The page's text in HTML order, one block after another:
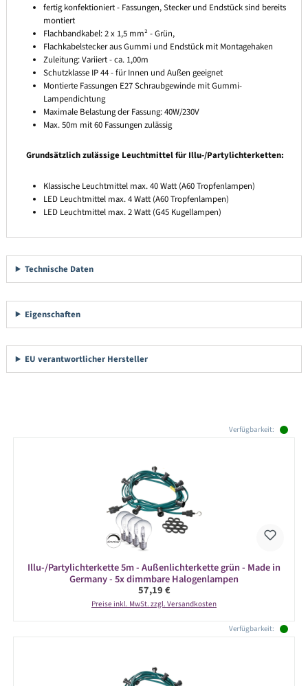
fertig konfektioniert - Fassungen, Stecker und Endstück sind bereits
montiert
Flachbandkabel: 2 x 1,5 mm² - Grün,
Flachkabelstecker aus Gummi und Endstück mit Montagehaken
Zuleitung: Variiert - ca. 1,00m
Schutzklasse IP 44 - für Innen und Außen geeignet
Montierte Fassungen E27 Schraubgewinde mit Gummi-
Lampendichtung
Maximale Belastung der Fassung: 40W/230V
Max. 50m mit 60 Fassungen zulässig
Grundsätzlich zulässige Leuchtmittel für Illu-/Partylichterketten:
Klassische Leuchtmittel max. 40 Watt (A60 Tropfenlampen)
LED Leuchtmittel max. 4 Watt (A60 Tropfenlampen)
LED Leuchtmittel max. 2 Watt (G45 Kugellampen)
Technische Daten
Eigenschaften
EU verantwortlicher Hersteller
Verfügbarkeit:
Illu-/Partylichterkette 5m - Außenlichterkette grün - Made in
Germany - 5x dimmbare Halogenlampen
Regulärer Preis:
57,19 €
Preise inkl. MwSt. zzgl. Versandkosten
Verfügbarkeit: